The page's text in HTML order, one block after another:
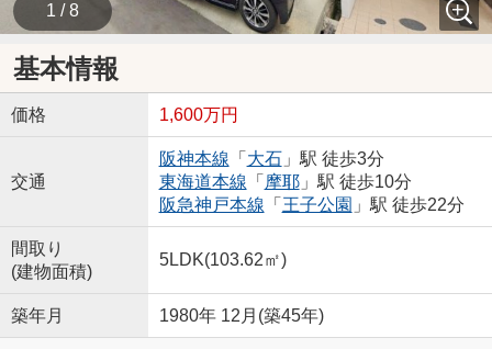
1 / 8
基本情報
価格 1,600万円
交通
阪神本線 「 大石」駅 徒歩3分
東海道本線 「 摩耶」駅 徒歩10分
阪急神戸本線 「 王子公園 」駅 徒歩22分
間取り
(建物面積)
5LDK(103.62㎡)
築年月 1980年 12月(築45年)